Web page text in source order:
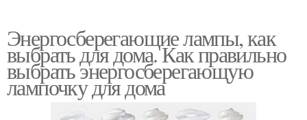
Энергосберегающие лампы, как
выбрать для дома. Как правильно
выбрать энергосберегающую
лампочку для дома